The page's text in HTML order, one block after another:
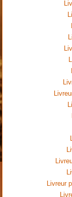
Livreur